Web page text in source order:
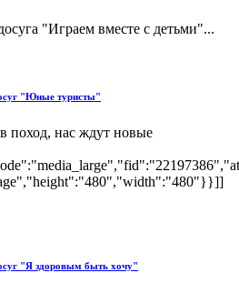
"Играем вместе с детьми"...
"Юные туристы"
поход, нас ждут новые
"Я здоровым быть хочу"